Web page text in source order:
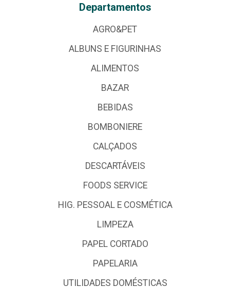
Departamentos
AGRO&PET
ALBUNS E FIGURINHAS
ALIMENTOS
BAZAR
BEBIDAS
BOMBONIERE
CALÇADOS
DESCARTÁVEIS
FOODS SERVICE
HIG. PESSOAL E COSMÉTICA
LIMPEZA
PAPEL CORTADO
PAPELARIA
UTILIDADES DOMÉSTICAS